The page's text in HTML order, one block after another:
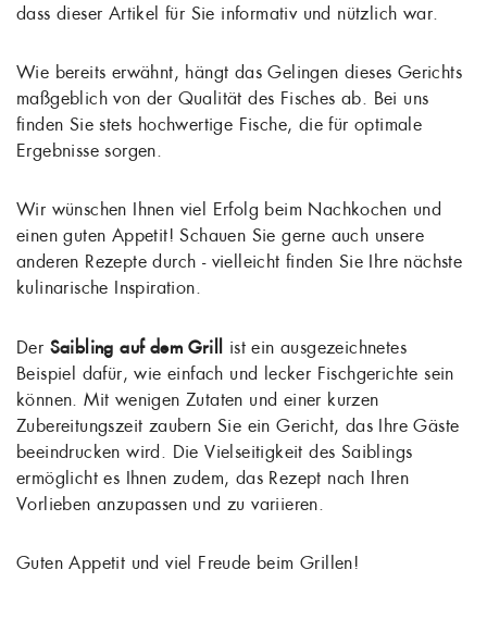
dass dieser Artikel für Sie informativ und nützlich war.
Wie bereits erwähnt, hängt das Gelingen dieses Gerichts
maßgeblich von der Qualität des Fisches ab. Bei uns
finden Sie stets hochwertige Fische, die für optimale
Ergebnisse sorgen.
Wir wünschen Ihnen viel Erfolg beim Nachkochen und
einen guten Appetit! Schauen Sie gerne auch unsere
anderen Rezepte durch - vielleicht finden Sie Ihre nächste
kulinarische Inspiration.
Der Saibling auf dem Grill
ist ein ausgezeichnetes
Beispiel dafür, wie einfach und lecker Fischgerichte sein
können. Mit wenigen Zutaten und einer kurzen
Zubereitungszeit zaubern Sie ein Gericht, das Ihre Gäste
beeindrucken wird. Die Vielseitigkeit des Saiblings
ermöglicht es Ihnen zudem, das Rezept nach Ihren
Vorlieben anzupassen und zu variieren.
Guten Appetit und viel Freude beim Grillen!